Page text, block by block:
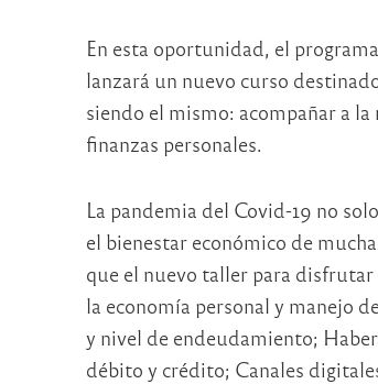
En esta oportunidad, el
lanzará un nuevo curso
siendo el mismo: acompañar a
finanzas personales.
La pandemia del Covid-19 no
el bienestar económico de
que el nuevo taller para
la economía personal y manejo
y nivel de endeudamiento;
débito y crédito; Canales